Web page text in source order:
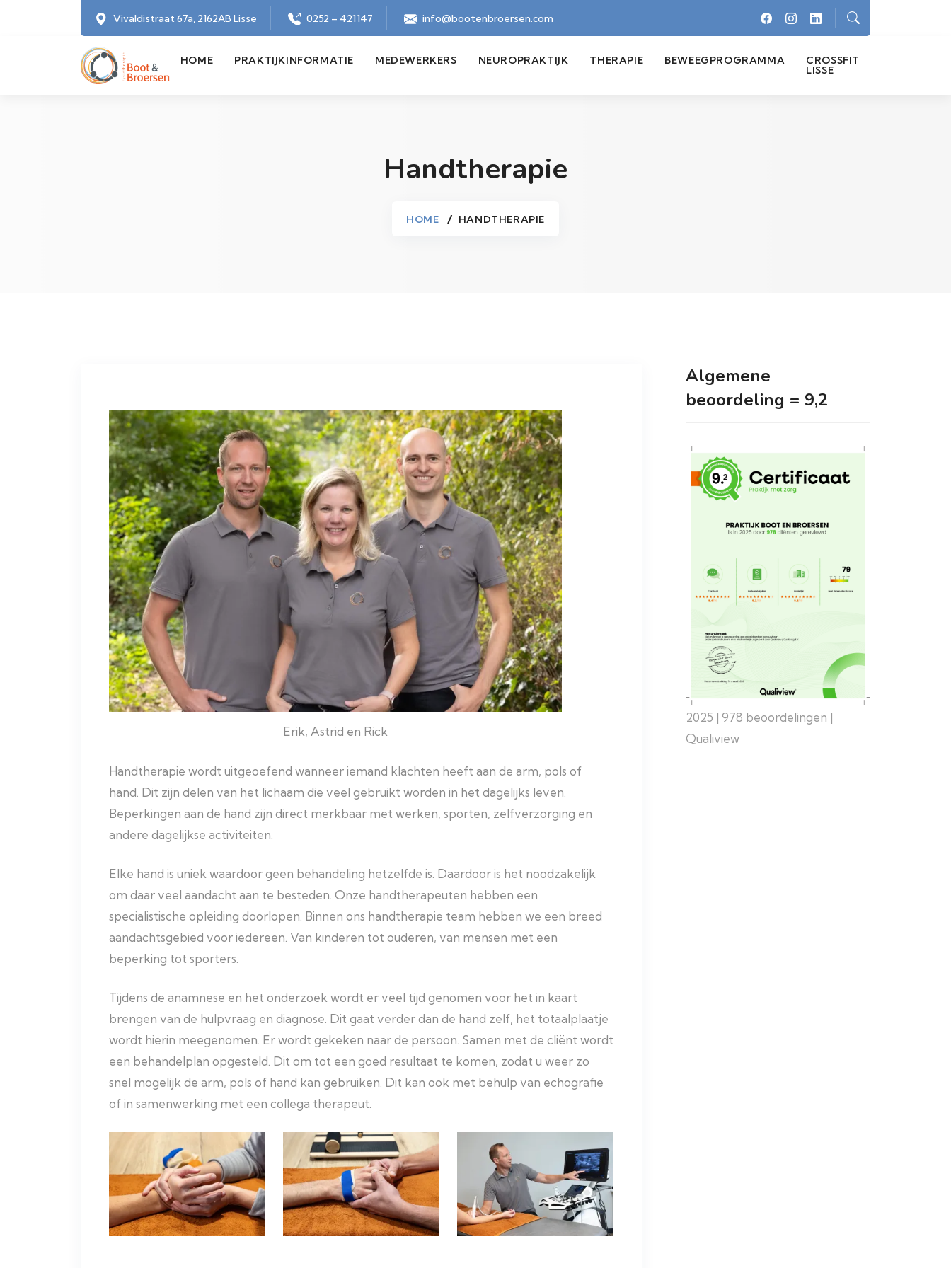
Vivaldistraat 67a, 2162AB Lisse 0252 – 421147 info@bootenbroersen.com
HOME PRAKTIJKINFORMATIE MEDEWERKERS NEUROPRAKTIJK THERAPIE BEWEEGPROGRAMMA CROSSFIT
LISSE
Handtherapie
HOME HANDTHERAPIE
Erik, Astrid en Rick
Handtherapie wordt uitgeoefend wanneer iemand klachten heeft aan de arm, pols of
hand. Dit zijn delen van het lichaam die veel gebruikt worden in het dagelijks leven.
Beperkingen aan de hand zijn direct merkbaar met werken, sporten, zelfverzorging en
andere dagelijkse activiteiten.
Elke hand is uniek waardoor geen behandeling hetzelfde is. Daardoor is het noodzakelijk
om daar veel aandacht aan te besteden. Onze handtherapeuten hebben een
specialistische opleiding doorlopen. Binnen ons handtherapie team hebben we een breed
aandachtsgebied voor iedereen. Van kinderen tot ouderen, van mensen met een
beperking tot sporters.
Tijdens de anamnese en het onderzoek wordt er veel tijd genomen voor het in kaart
brengen van de hulpvraag en diagnose. Dit gaat verder dan de hand zelf, het totaalplaatje
wordt hierin meegenomen. Er wordt gekeken naar de persoon. Samen met de cliënt wordt
een behandelplan opgesteld. Dit om tot een goed resultaat te komen, zodat u weer zo
snel mogelijk de arm, pols of hand kan gebruiken. Dit kan ook met behulp van echografie
of in samenwerking met een collega therapeut.
Algemene
beoordeling = 9,2
2025 | 978 beoordelingen |
Qualiview